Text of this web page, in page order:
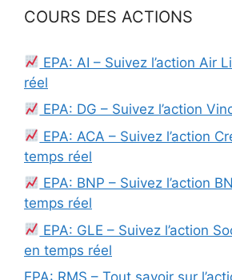
COURS DES ACTIONS
EPA: AI – Suivez l’action Air
réel
EPA: DG – Suivez l’action
EPA: ACA – Suivez l’action
temps réel
EPA: BNP – Suivez l’action
temps réel
EPA: GLE – Suivez l’action
en temps réel